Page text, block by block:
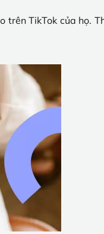
TikTok của họ.